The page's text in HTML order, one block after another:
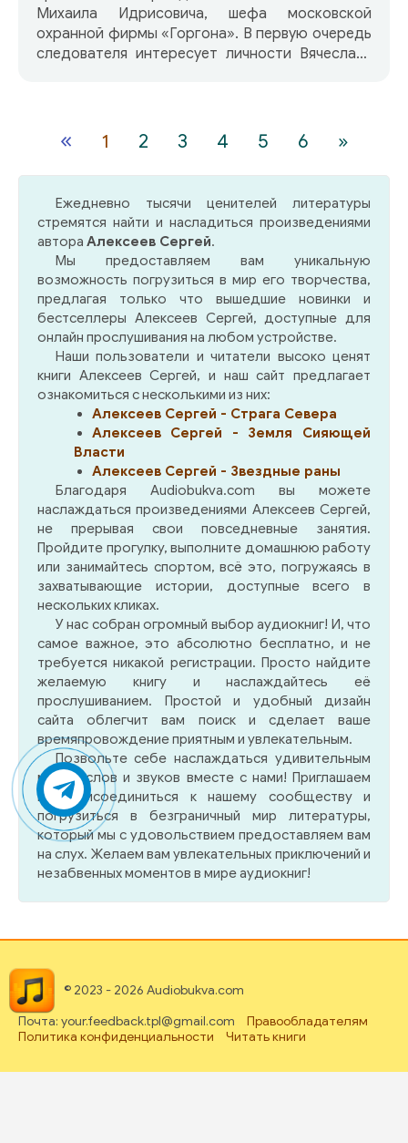
Михаила Идрисовича, шефа московской
охранной фирмы «Горгона». В первую очередь
следователя интересует личности Вячеслава
искать. Никто, кроме соратников ПО Сергиеву
воинству. А в Сергиевом воинстве творится
неладное. За дна года по приговору Ослаба
двести сорок восемь воинов Засадного Полка
оказались в Сиром урочище, окруженном
Вещерскими лесами, — вольные и вотчинные
араксы, лучшие из лучших. Туда же указан путь
и Вячеславу Ражному, который в поединке с
волком утратил ярое сердце — таков был суд
Ослаба. Ражный мог не принимать наказание и
уйти в мир. Но сначала он хочет разобраться, к
чему его приговорили — к пожизненной
каторге или к поиску истины…
« 1 2 3 4 5 6 »
Ежедневно тысячи ценителей литературы
стремятся найти и насладиться произведениями
автора Алексеев Сергей.
Мы предоставляем вам уникальную
возможность погрузиться в мир его творчества,
предлагая только что вышедшие новинки и
бестселлеры Алексеев Сергей, доступные для
онлайн прослушивания на любом устройстве.
Наши пользователи и читатели высоко ценят
книги Алексеев Сергей, и наш сайт предлагает
ознакомиться с несколькими из них:
Алексеев Сергей - Страга Севера
Алексеев Сергей - Земля Сияющей
Власти
Алексеев Сергей - Звездные раны
Благодаря Audiobukva.com вы можете
наслаждаться произведениями Алексеев Сергей,
не прерывая свои повседневные занятия.
Пройдите прогулку, выполните домашнюю работу
или занимайтесь спортом, всё это, погружаясь в
захватывающие истории, доступные всего в
нескольких кликах.
У нас собран огромный выбор аудиокниг! И, что
самое важное, это абсолютно бесплатно, и не
требуется никакой регистрации. Просто найдите
желаемую книгу и наслаждайтесь её
прослушиванием. Простой и удобный дизайн
сайта облегчит вам поиск и сделает ваше
времяпровождение приятным и увлекательным.
Позвольте себе наслаждаться удивительным
миром слов и звуков вместе с нами! Приглашаем
вас присоединиться к нашему сообществу и
погрузиться в безграничный мир литературы,
который мы с удовольствием предоставляем вам
на слух. Желаем вам увлекательных приключений и
незабвенных моментов в мире аудиокниг!
© 2023 - 2026 Audiobukva.com
Почта: your.feedback.tpl@gmail.com
Правообладателям
Политика конфиденциальности
Читать книги